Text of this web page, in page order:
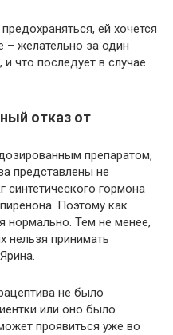
ей хочется
– желательно за один
что последует в случае
отказ от
препаратом,
представлены не
синтетического гормона
Поэтому как
нормально. Тем не менее,
нельзя принимать
не было
или оно было
проявиться уже во